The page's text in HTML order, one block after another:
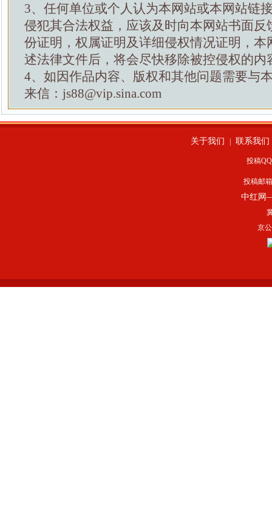
3、任何单位或个人认为本网站或本网站链
侵犯其合法权益，应该及时向本网站书面反
份证明，权属证明及详细侵权情况证明，本
述法律文件后，将会尽快移除被控侵权的内
4、如因作品内容、版权和其他问题需要与
来信：js88@vip.sina.com
关于我们 联系我们
投稿
投稿邮
中红网
京